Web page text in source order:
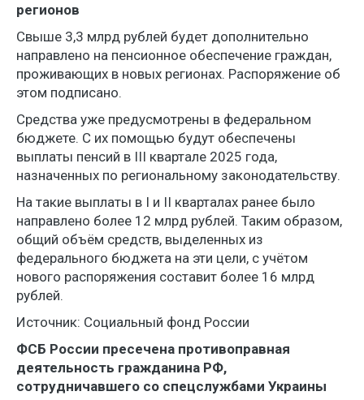
регионов
Свыше 3,3 млрд рублей будет дополнительно
направлено на пенсионное обеспечение граждан,
проживающих в новых регионах. Распоряжение об
этом подписано.
Средства уже предусмотрены в федеральном
бюджете. С их помощью будут обеспечены
выплаты пенсий в III квартале 2025 года,
назначенных по региональному законодательству.
На такие выплаты в I и II кварталах ранее было
направлено более 12 млрд рублей. Таким образом,
общий объём средств, выделенных из
федерального бюджета на эти цели, с учётом
нового распоряжения составит более 16 млрд
рублей.
Источник: Социальный фонд России
ФСБ России пресечена противоправная
деятельность гражданина РФ,
сотрудничавшего со спецслужбами Украины